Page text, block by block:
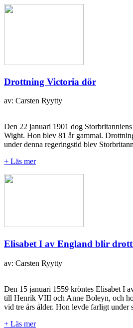
Drottning Victoria dör
av: Carsten Ryytty
Den 22 januari 1901 dog
Wight. Hon blev 81 år gammal.
under denna regeringstid blev
+ Läs mer
Elisabet I av England blir
av: Carsten Ryytty
Den 15 januari 1559 kröntes Elisabet I
till Henrik VIII och Anne Boleyn, och
vid tre års ålder. Hon levde farligt under
+ Läs mer